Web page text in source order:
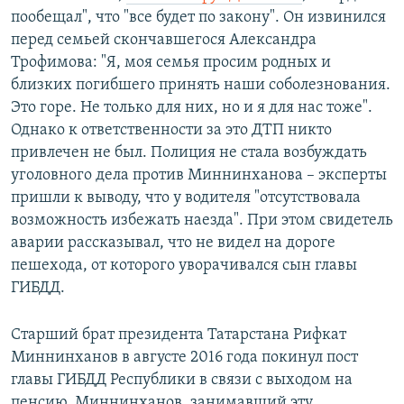
пообещал", что "все будет по закону". Он извинился
перед семьей скончавшегося Александра
Трофимова: "Я, моя семья просим родных и
близких погибшего принять наши соболезнования.
Это горе. Не только для них, но и я для нас тоже".
Однако к ответственности за это ДТП никто
привлечен не был. Полиция не стала возбуждать
уголовного дела против Миннинханова – эксперты
пришли к выводу, что у водителя "отсутствовала
возможность избежать наезда". При этом свидетель
аварии рассказывал, что не видел на дороге
пешехода, от которого уворачивался сын главы
ГИБДД.
Старший брат президента Татарстана Рифкат
Миннинханов в августе 2016 года покинул пост
главы ГИБДД Республики в связи с выходом на